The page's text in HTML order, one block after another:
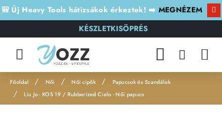
🎒 Új Heavy Tools hátizsákok érkeztek! ➡️ MEGNÉZEM
KÉSZLETKISÖPRÉS
o
Női Női cipők
Papucsok és Szandálok
Liu Jo - KOS 19 / Rubberized Cielo - Női papucs